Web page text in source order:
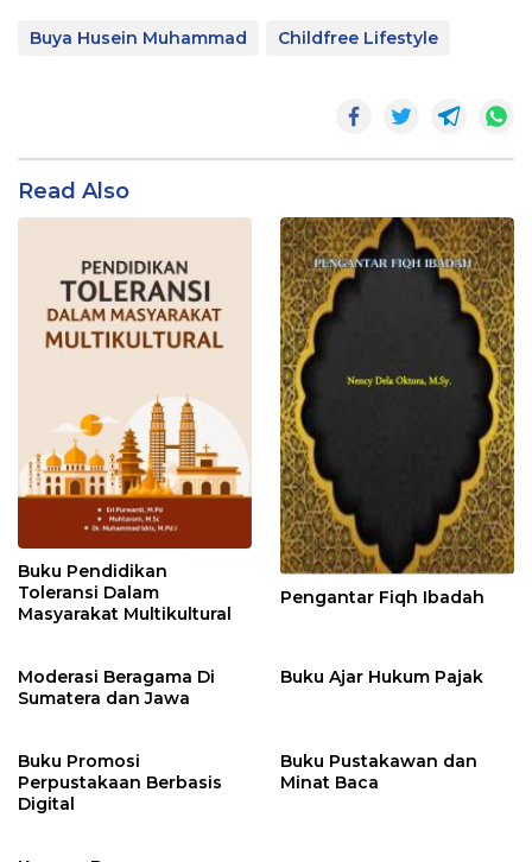
Buya Husein Muhammad Childfree Lifestyle
Read Also
Buku Pendidikan
Toleransi Dalam
Masyarakat Multikultural
Pengantar Fiqh Ibadah
Moderasi Beragama Di
Sumatera dan Jawa
Buku Ajar Hukum Pajak
Buku Promosi
Perpustakaan Berbasis
Digital
Buku Pustakawan dan
Minat Baca